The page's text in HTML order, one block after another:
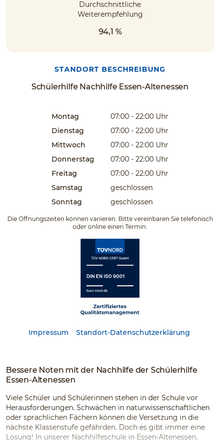
Durchschnittliche
Weiterempfehlung
94,1 %
Schülerhilfe Nachhilfe Essen-Altenessen
STANDORT BESCHREIBUNG
Montag 07:00 - 22:00 Uhr
Dienstag
07:00 - 22:00 Uhr
Mittwoch
07:00 - 22:00 Uhr
Donnerstag
07:00 - 22:00 Uhr
Freitag
07:00 - 22:00 Uhr
Samstag
geschlossen
Sonntag
geschlossen
Die Öffnungszeiten können variieren. Bitte vereinbaren Sie telefonisch
oder online einen Termin.
Impressum Standort-Datenschutzerklärung
Bessere Noten mit der Nachhilfe der Schülerhilfe
Essen-Altenessen
Viele Schüler und Schülerinnen stehen in der Schule vor
Herausforderungen. Schwächen in naturwissenschaftlichen
oder sprachlichen Fächern können die Versetzung in die
nächste Klassenstufe gefährden. Doch es gibt immer eine
Lösung! In unserer Nachhilfeschule in Essen-Altenessen,